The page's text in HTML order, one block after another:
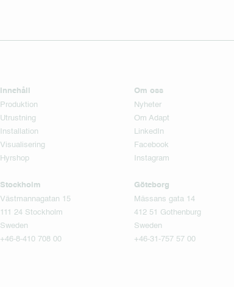
Innehåll
Produktion
Utrustning
Installation
Visualisering
Hyrshop
Om oss
Nyheter
Om Adapt
LinkedIn
Facebook
Instagram
Stockholm
Västmannagatan 15
111 24 Stockholm
Sweden
+46-8-410 708 00
Göteborg
Mässans gata 14
412 51 Gothenburg
Sweden
+46-31-757 57 00